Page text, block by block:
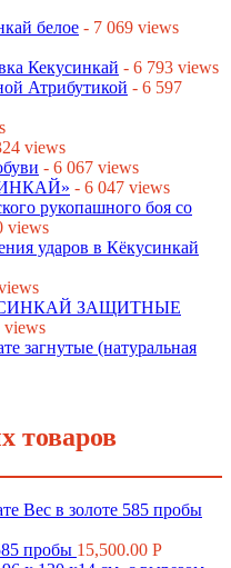
белое - 7 069 views
Кекусинкай - 6 793 views
Атрибутикой - 6 597
views
- 6 067 views
- 6 047 views
рукопашного боя со
views
ударов в Кёкусинкай
ЗАЩИТНЫЕ
views
загнутые (натуральная
товаров
пробы 15,500.00 Р